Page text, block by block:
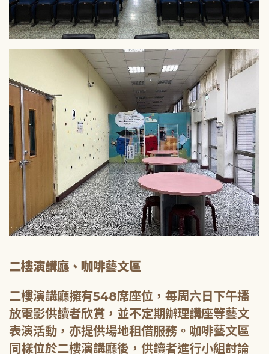
二樓演講廳、咖啡藝文區
二樓演講廳擁有548席座位，每周六日下午播
放電影供讀者欣賞，並不定期辦理講座等藝文
表演活動，亦提供場地租借服務。咖啡藝文區
同樣位於二樓演講廳後，供讀者進行小組討論